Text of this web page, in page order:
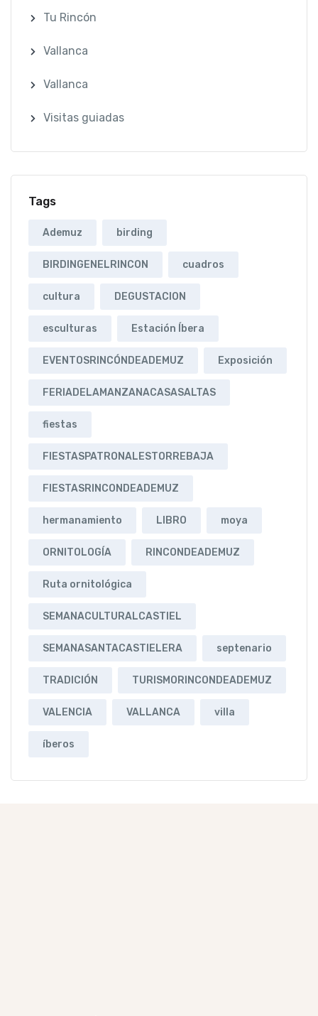
Tu Rincón
Vallanca
Vallanca
Visitas guiadas
Tags
Ademuz birding
BIRDINGENELRINCON cuadros
cultura DEGUSTACION
esculturas Estación Íbera
EVENTOSRINCÓNDEADEMUZ Exposición
FERIADELAMANZANACASASALTAS
fiestas
FIESTASPATRONALESTORREBAJA
FIESTASRINCONDEADEMUZ
hermanamiento LIBRO moya
ORNITOLOGÍA RINCONDEADEMUZ
Ruta ornitológica
SEMANACULTURALCASTIEL
SEMANASANTACASTIELERA septenario
TRADICIÓN TURISMORINCONDEADEMUZ
VALENCIA VALLANCA villa
íberos